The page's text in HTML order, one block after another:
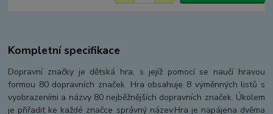
Kompletní specifikace
Dopravní značky je dětská hra, s jejíž pomocí se naučí hravou
formou 80 dopravních značek. Hra obsahuje 8 výměnných listů s
vyobrazeními a názvy 80 nejběžnějších dopravních značek. Úkolem
je přiřadit ke každé značce správný název.Hra je napájena dvěma